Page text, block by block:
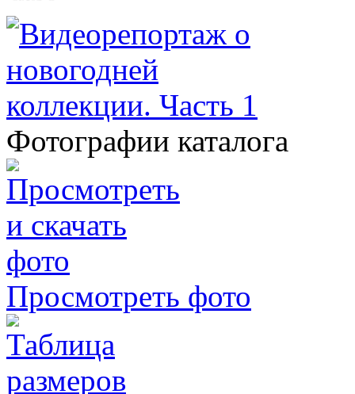
Фотографии каталога
Просмотреть фото